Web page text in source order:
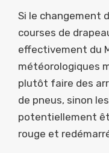
Si le changement
courses de
effectivement du
météorologiques
plutôt faire des
de pneus, sinon
potentiellement
rouge et